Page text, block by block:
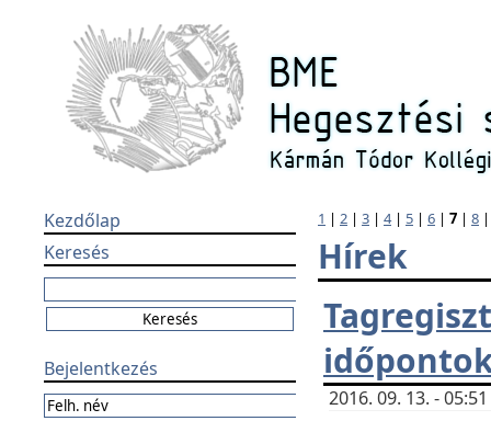
Kezdőlap
Keresés
Bejelentkezés
1 | 2 | 3 | 4| 5 | 6 | 7 | 8
Hírek
2016. 09. 13. -